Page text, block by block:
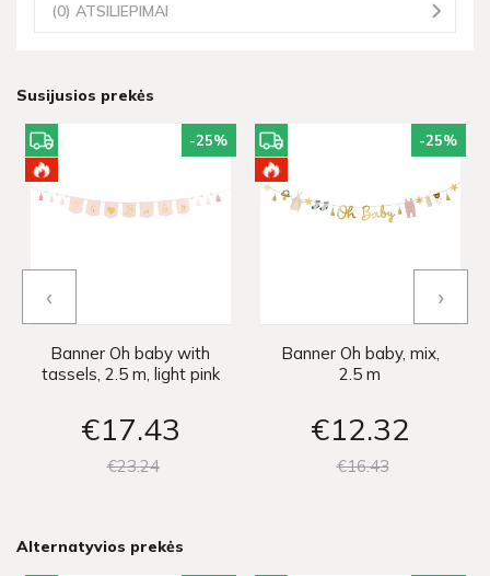
(0) ATSILIEPIMAI
Susijusios prekės
-25%
Banner Oh baby with
tassels, 2.5 m, light pink
€17 43
€2324
-25%
Banner Oh baby, mix,
2.5 m
€12 32
€1643
‹ ›
Alternatyvios prekės